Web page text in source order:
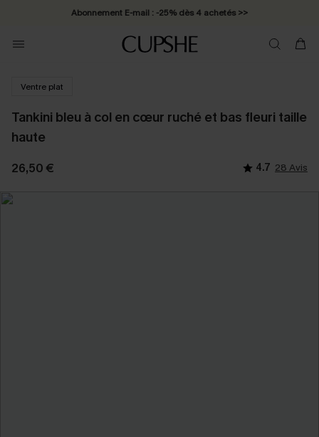
Abonnement E-mail : -25% dès 4 achetés >>
Ventre plat
Tankini bleu à col en cœur ruché et bas fleuri taille
haute
26,50 € 4.7 28 Avis